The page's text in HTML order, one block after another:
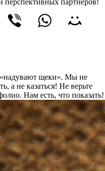
перспективных партнеров!
«надувают щеки». Мы не
а не казаться! Не верьте
Нам есть, что показать!